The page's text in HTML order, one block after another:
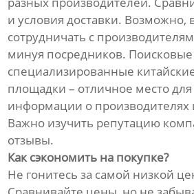
и условия доставки. Возможно,
сотрудничать с
минуя посредников.
специализированные
площадки – отличное место для
информации о производителях
Важно изучить репутацию
отзывы.
Как сэкономить на покупке?
Не гонитесь за самой низкой